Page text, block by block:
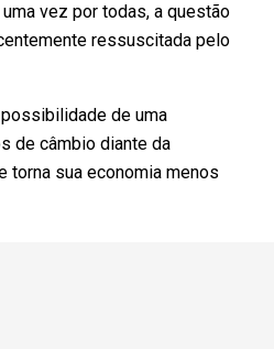
vez por todas, a questão
ressuscitada pelo
de uma
de câmbio diante da
torna sua economia menos